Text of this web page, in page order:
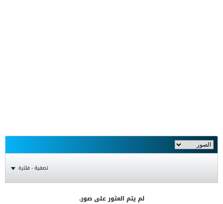
تصفية - فلترة
لم يتم العثور على صور.